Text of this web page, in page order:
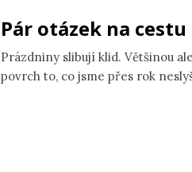
Pár otázek na cestu
Prázdniny slibují klid. Většinou
povrch to, co jsme přes rok